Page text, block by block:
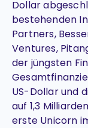
Dollar
bestehenden
Partners,
Ventures,
der jüngsten
US-Dollar und
auf 1,3
erste Unicorn